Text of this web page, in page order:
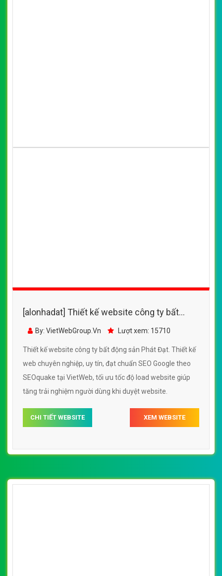
[alonhadat] Thiết kế website công ty bất
động sản Phát Đạt
By: VietWebGroup.Vn Lượt xem: 15710
Thiết kế website công ty bất động sản Phát Đạt. Thiết kế
web chuyên nghiệp, uy tín, đạt chuẩn SEO Google theo
SEOquake tại VietWeb, tối ưu tốc độ load website giúp
tăng trải nghiệm người dùng khi duyệt website.
CHI TIẾT WEBSITE XEM WEBSITE